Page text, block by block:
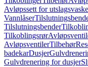
Avløpssett for
Vannlåser
Tilslutningsbender
Tilkoblingsrør
AvløpsventilerTilbehør
badekarDusjer
Gulvdrenering for dusjer